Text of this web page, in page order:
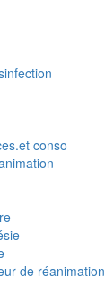
conso
de réanimation